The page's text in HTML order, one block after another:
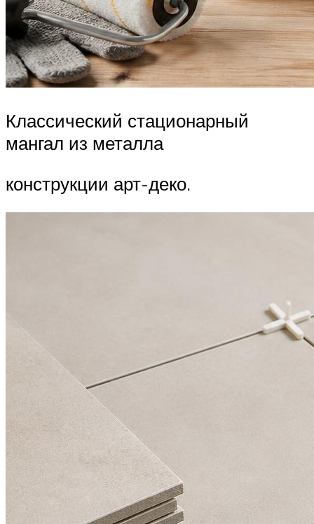
Классический стационарный
мангал из металла
конструкции арт-деко.